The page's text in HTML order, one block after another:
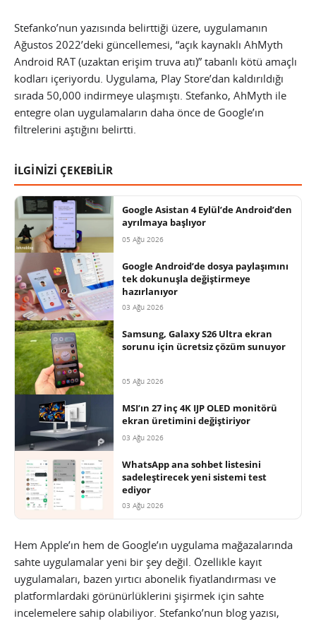
Stefanko’nun yazısında belirttiği üzere, uygulamanın
Ağustos 2022’deki güncellemesi, “açık kaynaklı AhMyth
Android RAT (uzaktan erişim truva atı)” tabanlı kötü amaçlı
kodları içeriyordu. Uygulama, Play Store’dan kaldırıldığı
sırada 50,000 indirmeye ulaşmıştı. Stefanko, AhMyth ile
entegre olan uygulamaların daha önce de Google’ın
filtrelerini aştığını belirtti.
İLGİNİZİ ÇEKEBİLİR
Google Asistan 4 Eylül’de Android’den
ayrılmaya başlıyor
05 Ağu 2026
Google Android’de dosya paylaşımını
tek dokunuşla değiştirmeye
hazırlanıyor
03 Ağu 2026
Samsung, Galaxy S26 Ultra ekran
sorunu için ücretsiz çözüm sunuyor
05 Ağu 2026
MSI’ın 27 inç 4K IJP OLED monitörü
ekran üretimini değiştiriyor
03 Ağu 2026
WhatsApp ana sohbet listesini
sadeleştirecek yeni sistemi test
ediyor
03 Ağu 2026
Hem Apple’ın hem de Google’ın uygulama mağazalarında
sahte uygulamalar yeni bir şey değil. Özellikle kayıt
uygulamaları, bazen yırtıcı abonelik fiyatlandırması ve
platformlardaki görünürlüklerini şişirmek için sahte
incelemelere sahip olabiliyor. Stefanko’nun blog yazısı,